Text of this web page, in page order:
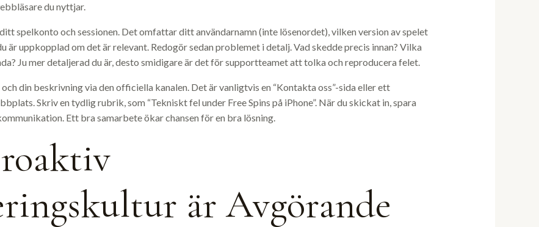
du nyttjar.
spelkonto och sessionen. Det omfattar ditt användarnamn (inte lösenordet), vilken version av spelet
är uppkopplad om det är relevant. Redogör sedan problemet i detalj. Vad skedde precis innan? Vilka
Ju mer detaljerad du är, desto smidigare är det för supportteamet att tolka och reproducera felet.
din beskrivning via den officiella kanalen. Det är vanligtvis en “Kontakta oss”-sida eller ett
Skriv en tydlig rubrik, som “Tekniskt fel under Free Spins på iPhone”. När du skickat in, spara
Ett bra samarbete ökar chansen för en bra lösning.
är Avgörande